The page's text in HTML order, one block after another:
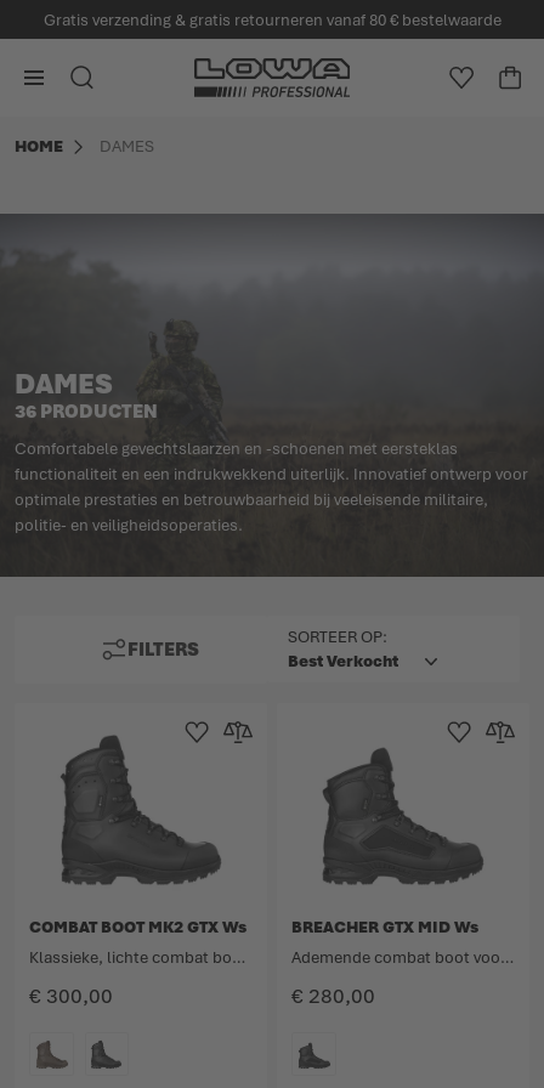
Gratis verzending & gratis retourneren vanaf 80 € bestelwaarde
Ga naar homepagina
ZOEK
HOME DAMES
DAMES
36 PRODUCTEN
Comfortabele gevechtslaarzen en -schoenen met eersteklas
functionaliteit en een indrukwekkend uiterlijk. Innovatief ontwerp voor
optimale prestaties en betrouwbaarheid bij veeleisende militaire,
politie- en veiligheidsoperaties.
FILTERS
SORTEER OP:
€ 300,00
COMBAT BOOT MK2 GTX Ws
Klassieke, lichte combat boot voor vrouwen voor maximale bescherming zonder compromissen.
Toevoegen aan verlanglijst
Toevoegen om te vergelijken
€ 280,00
BREACHER GTX MID Ws
Ademende combat boot voor vrouwen van gladleer en textiel met middelhoge schacht.
Toevoegen